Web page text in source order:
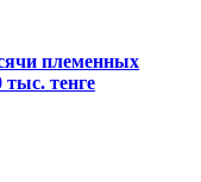
племенных
тыс. тенге